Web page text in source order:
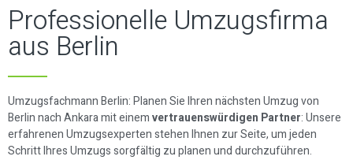
Professionelle Umzugsfirma
aus Berlin
Umzugsfachmann Berlin: Planen Sie Ihren nächsten Umzug von
Berlin nach Ankara mit einemvertrauenswürdigen Partner: Unsere
erfahrenen Umzugsexperten stehen Ihnen zur Seite, um jeden
Schritt Ihres Umzugs sorgfältig zu planen und durchzuführen.